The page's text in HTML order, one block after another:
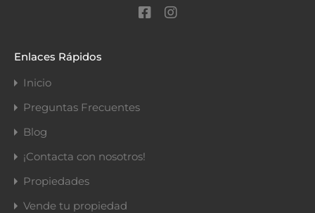
Enlaces Rápidos
Inicio
Preguntas Frecuentes
Blog
¡Contacta con nosotros!
Propiedades
Vende tu propiedad